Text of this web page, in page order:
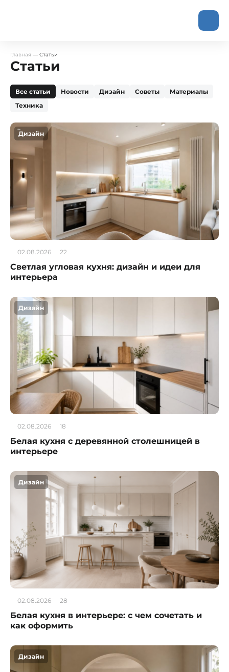
Главная — Статьи
Статьи
Все статьи Новости Дизайн Советы
Материалы
Техника
Дизайн
02.08.2026 22
Светлая угловая кухня: дизайн и идеи для
интерьера
Дизайн
02.08.2026 18
Белая кухня с деревянной столешницей в
интерьере
Дизайн
02.08.2026 28
Белая кухня в интерьере: с чем сочетать и
как оформить
Дизайн